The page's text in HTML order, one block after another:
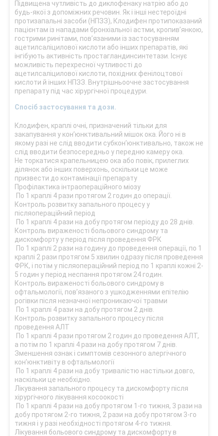
Підвищена чутливість до диклофенаку натрію або до
будь-якої з допоміжних речовин. Як і інші нестероїдні
протизапальні засоби (НПЗЗ), Клодифен протипоказаний
пацієнтам із нападами бронхіальної астми, кропив’янкою,
гострими ринітами, пов’язаними із застосуванням
ацетилсаліцилової кислоти або інших препаратів, які
інгібують активність простагландинсинтетази. Існує
можливість перехресної чутливості до
ацетилсаліцилової кислоти, похідних фенілоцтової
кислоти й інших НПЗЗ. Внутрішньоочне застосування
препарату під час хірургічної процедури.
Спосіб застосування та дози.
Клодифен, краплі очні, призначений тільки для
закапування у кон’юнктивальний мішок ока. Його ні в
якому разі не слід вводити субкон’юнктивально, також не
слід вводити безпосередньо у передню камеру ока.
Не торкатися крапельницею ока або повік, прилеглих
ділянок або інших поверхонь, оскільки це може
призвести до контамінації препарату
Профілактика інтраопераційного міозу
По 1 краплі 4 рази протягом 2 годин до операції.
Контроль розвитку запального процесу у
післяопераційний період
По 1 краплі 4 рази на добу протягом періоду до 28 днів.
Контроль вираженості больового синдрому та
дискомфорту у період після проведення ФРК
По 1 краплі 2 рази на годину до проведення операції, по 1
краплі 2 рази протягом 5 хвилин одразу після проведення
ФРК, і потім у післяопераційний період по 1 краплі кожні 2-
5 годин у період неспання протягом 24 годин.
Контроль вираженості больового синдрому в
офтальмології, пов’язаного з ушкодженнями епітелію
рогівки після незначної непроникаючої травми
По 1 краплі 4 рази на добу протягом 2 днів.
Контроль розвитку запального процесу після
проведення АЛТ
По 1 краплі 4 рази протягом 2 годин до проведення АЛТ,
а потім по 1 краплі 4 рази на добу протягом 7 днів.
Зменшення ознак і симптомів сезонного алергічного
кон’юнктивіту в офтальмології
По 1 краплі 4 рази на добу тривалістю настільки довго,
наскільки це необхідно.
Лікування запального процесу та дискомфорту після
хірургічного лікування косоокості
По 1 краплі 4 рази на добу протягом 1-го тижня, 3 рази на
добу протягом 2-го тижня, 2 рази на добу протягом 3-го
тижня і у разі необхідності протягом 4-го тижня.
Лікування больового синдрому та дискомфорту в